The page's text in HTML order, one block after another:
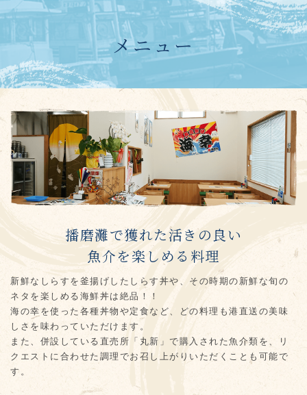
メニュー
播磨灘で獲れた活きの良い
魚介を楽しめる料理
新鮮なしらすを釜揚げしたしらす丼や、その時期の新鮮な旬の
ネタを楽しめる海鮮丼は絶品！！
海の幸を使った各種丼物や定食など、どの料理も港直送の美味
しさを味わっていただけます。
また、併設している直売所「丸新」で購入された魚介類を、リ
クエストに合わせた調理でお召し上がりいただくことも可能で
す。